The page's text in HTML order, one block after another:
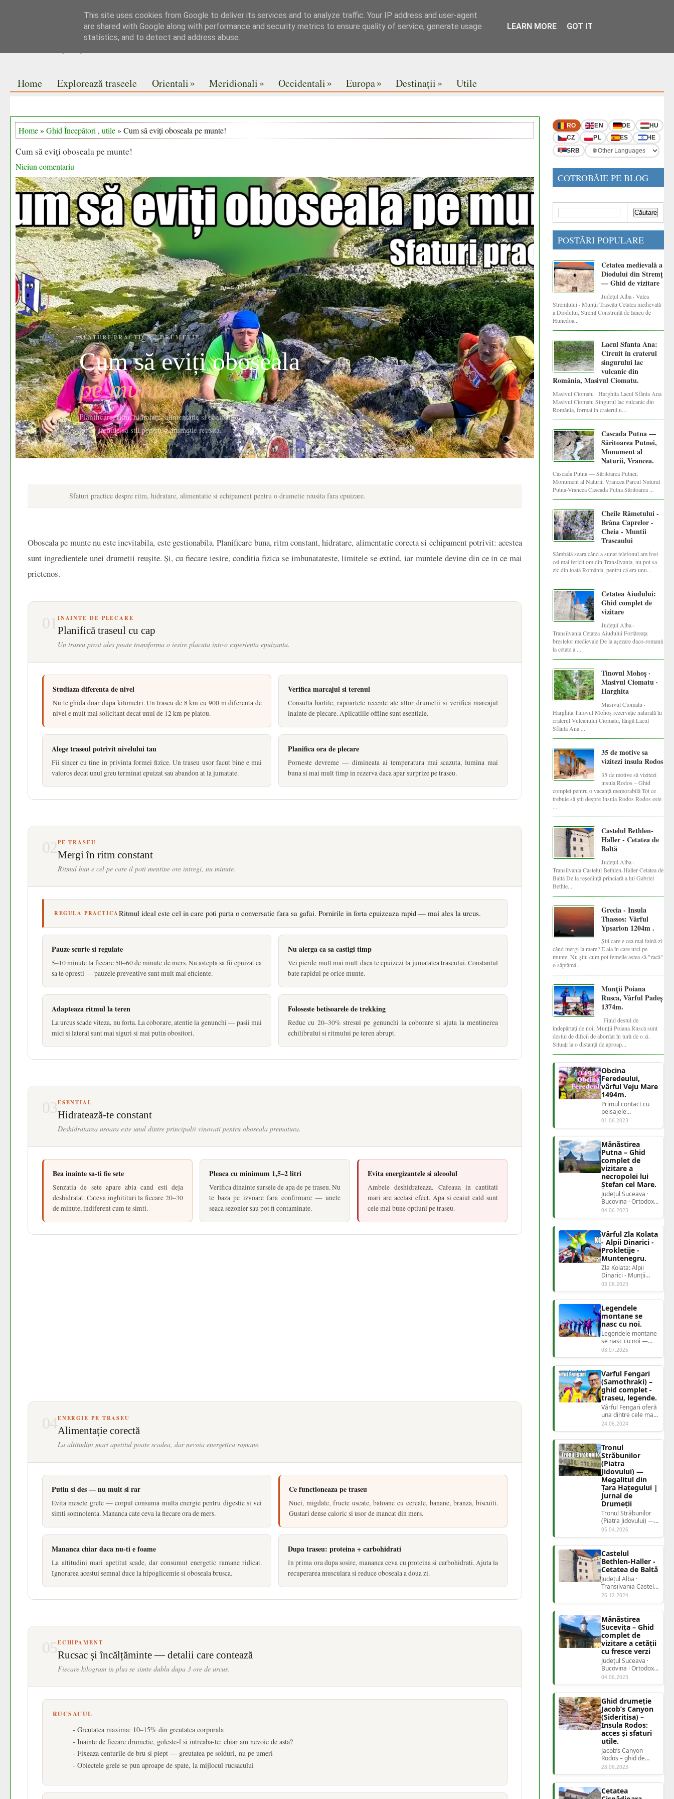
Jurnal de drumeții
Home Explorează traseele Orientali» Meridionali» Occidentali» Europa» Destinații» Utile
Home» Ghid Începători , utile» Cum să eviți oboseala pe munte!
Cum să eviți oboseala pe munte!
Niciun comentariu
SFATURI PRACTICE · DRUMETIE
Cum să eviți oboseala
pe munte
Planificare, ritm, hidratare, alimentatie si echipament
tot ce trebuie sa stii pentru o drumetie reusita.
Sfaturi practice despre ritm, hidratare, alimentatie si echipament pentru o drumetie reusita fara epuizare.
Oboseala pe munte nu este inevitabila, este gestionabila. Planificare buna, ritm constant, hidratare, alimentatie corecta si echipament potrivit: acestea
sunt ingredientele unei drumetii reușite. Și, cu fiecare iesire, conditia fizica se imbunatateste, limitele se extind, iar muntele devine din ce in ce mai
prietenos.
01 INAINTE DE PLECARE
Planifică traseul cu cap
Un traseu prost ales poate transforma o iesire placuta intr-o experienta epuizanta.
Studiaza diferenta de nivel
Nu te ghida doar dupa kilometri. Un traseu de 8 km cu 900 m diferenta de
nivel e mult mai solicitant decat unul de 12 km pe platou.
Verifica marcajul si terenul
Consulta hartile, rapoartele recente ale altor drumetii si verifica marcajul
inainte de plecare. Aplicatiile offline sunt esentiale.
Alege traseul potrivit nivelului tau
Fii sincer cu tine in privinta formei fizice. Un traseu usor facut bine e mai
valoros decat unul greu terminat epuizat sau abandon at la jumatate.
Planifica ora de plecare
Porneste devreme — dimineata ai temperatura mai scazuta, lumina mai
buna si mai mult timp in rezerva daca apar surprize pe traseu.
02PE TRASEU
Mergi în ritm constant
Ritmul bun e cel pe care il poti mentine ore intregi, nu minute.
REGULA PRACTICARitmul ideal este cel in care poti purta o conversatie fara sa gafai. Pornirile in forta epuizeaza rapid — mai ales la urcus.
Pauze scurte si regulate
5–10 minute la fiecare 50–60 de minute de mers. Nu astepta sa fii epuizat ca
sa te opresti — pauzele preventive sunt mult mai eficiente.
Nu alerga ca sa castigi timp
Vei pierde mult mai mult daca te epuizezi la jumatatea traseului. Constantul
bate rapidul pe orice munte.
Adapteaza ritmul la teren
La urcus scade viteza, nu forta. La coborare, atentie la genunchi — pasii mai
mici si lateral sunt mai siguri si mai putin obositori.
Foloseste betisoarele de trekking
Reduc cu 20–30% stresul pe genunchi la coborare si ajuta la mentinerea
echilibrului si ritmului pe teren abrupt.
03ESENTIAL
Hidratează-te constant
Deshidratarea usoara este unul dintre principalii vinovati pentru oboseala prematura.
Bea inainte sa-ti fie sete
Senzatia de sete apare abia cand esti deja
deshidratat. Cateva inghitituri la fiecare 20–30
de minute, indiferent cum te simti.
Pleaca cu minimum 1,5–2 litri
Verifica dinainte sursele de apa de pe traseu. Nu
te baza pe izvoare fara confirmare — unele
seaca sezonier sau pot fi contaminate.
Evita energizantele si alcoolul
Ambele deshidrateaza. Cafeaua in cantitati
mari are acelasi efect. Apa si ceaiul cald sunt
cele mai bune optiuni pe traseu.
04ENERGIE PE TRASEU
Alimentație corectă
La altitudini mari apetitul poate scadea, dar nevoia energetica ramane.
Putin si des — nu mult si rar
Evita mesele grele — corpul consuma multa energie pentru digestie si vei
simti somnolenta. Mananca cate ceva la fiecare ora de mers.
Ce functioneaza pe traseu
Nuci, migdale, fructe uscate, batoane cu cereale, banane, branza, biscuiti.
Gustari dense caloric si usor de mancat din mers.
Mananca chiar daca nu-ti e foame
La altitudini mari apetitul scade, dar consumul energetic ramane ridicat.
Ignorarea acestui semnal duce la hipoglicemie si oboseala brusca.
Dupa traseu: proteina + carbohidrati
In prima ora dupa sosire, mananca ceva cu proteina si carbohidrati. Ajuta la
recuperarea musculara si reduce oboseala a doua zi.
05ECHIPAMENT
Rucsac și încălțăminte — detalii care contează
Fiecare kilogram in plus se simte dublu dupa 3 ore de urcus.
RUCSACUL
- Greutatea maxima: 10–15% din greutatea corporala
- Inainte de fiecare drumetie, goleste-l si intreaba-te: chiar am nevoie de asta?
- Fixeaza centurile de bru si piept — greutatea pe solduri, nu pe umeri
- Obiectele grele se pun aproape de spate, la mijlocul rucsacului
RO EN DE
HU
CZ
PL ES
HE
SRB
COTROBĂIE PE BLOG
POSTĂRI POPULARE
Cetatea medievală a
Diodului din Stremț
— Ghid de vizitare
Județul Alba · Valea
Stremțului · Munții Trascău Cetatea medievală
a Diodului, Stremț Construită de Iancu de
Hunedoa...
Lacul Sfanta Ana:
Circuit în craterul
singurului lac
vulcanic din
România, Masivul Ciomatu.
Masivul Ciomatu · Harghita Lacul Sfânta Ana
Masivul Ciomatu Singurul lac vulcanic din
România, format în craterul u...
Cascada Putna —
Săritoarea Putnei,
Monument al
Naturii, Vrancea.
Cascada Putna — Săritoarea Putnei,
Monument al Naturii, Vrancea Parcul Natural
Putna-Vrancea Cascada Putna Săritoarea ...
Cheile Râmetului -
Brâna Caprelor -
Cheia - Muntii
Trascaului
Sâmbătă seara când a sunat telefonul am fost
cel mai fericit om din Transilvania, nu pot sa
zic din toată România, pentru că era unu...
Cetatea Aiudului:
Ghid complet de
vizitare
Județul Alba ·
Transilvania Cetatea Aiudului Fortăreața
breslelor medievale De la așezare daco-romană
la cetate a ...
Tinovul Mohoș ·
Masivul Ciomatu ·
Harghita
Masivul Ciomatu ·
Harghita Tinovul Mohoș rezervație naturală în
craterul Vulcanului Ciomatu, lângă Lacul
Sfânta Ana ...
35 de motive sa
vizitezi insula Rodos
35 de motive să vizitezi
insula Rodos – Ghid
complet pentru o vacanță memorabilă Tot ce
trebuie să știi despre Insula Rodos Rodos este
...
Castelul Bethlen-
Haller - Cetatea de
Baltă
Județul Alba ·
Transilvania Castelul Bethlen-Haller Cetatea de
Baltă De la reședință princiară a lui Gabriel
Bethle...
Grecia - Insula
Thassos: Vârful
Ypsarion 1204m .
Știi care e cea mai faină zi
când mergi la mare? E aia în care urci pe
munte. Nu știu cum pot femeile astea să "zacă"
o săptămâ...
Munții Poiana
Rusca, Vârful Padeș
1374m.
Fiind destul de
îndepărtați de noi, Munții Poiana Ruscă sunt
destul de dificil de abordat în tură de o zi.
Situați la o distanță de aproap...
Obcina
Feredeului,
vârful Veju Mare
1494m.
Primul contact cu
peisajele
bucovinene a fost
copleșitor. Munții nu
erau abrupți, ci
blân...
01.06.2023
Mănăstirea
Putna – Ghid
complet de
vizitare a
necropolei lui
Ștefan cel Mare.
Județul Suceava ·
Bucovina · Ortodox
Mănăstirea
PutnaNecropola
voievoz...
04.06.2023
Vârful Zla Kolata
- Alpii Dinarici -
Prokletije -
Muntenegru.
Zla Kolata: Alpii
Dinarici - Munții
Prokletije - Legenda
Munților Blestemați.
Alpii Dina...
03.08.2023
Legendele
montane se
nasc cu noi.
Legendele montane
se nasc cu noi —
Pușcați într-o aripă
Există t...
08.07.2025
Varful Fengari
(Samothraki) –
ghid complet -
traseu, legende.
Vârful Fengari oferă
una dintre cele mai
spectaculoase
experiențe de
drumeție din între...
24.06.2024
Tronul
Străbunilor
(Piatra
Jidovului) —
Megalitul din
Țara Hațegului |
Jurnal de
Drumeții
Tronul Străbunilor
(Piatra Jidovului) —
Megalitul din Țara
Hațegului | Jurnal
de Drumeții...
05.04.2026
Castelul
Bethlen-Haller -
Cetatea de Baltă
Județul Alba ·
Transilvania Castelul
Bethlen-
HallerCetatea de
Baltă...
26.12.2024
Mănăstirea
Sucevița – Ghid
complet de
vizitare a cetății
cu fresce verzi
Județul Suceava ·
Bucovina · Ortodox
Mănăstirea
SucevițaCetatea cu
fresc...
04.06.2023
Ghid drumeție
Jacob’s Canyon
(Sideritisa) –
Insula Rodos:
acces și sfaturi
utile.
Jacob’s Canyon
Rodos – ghid de
drumeție prin
canionul sălbatic din
vestul insulei Dacă
eș...
28.06.2023
Cetatea
This site uses cookies from Google to deliver its services and to analyze traffic. Your IP address and user-agent
are shared with Google along with performance and security metrics to ensure quality of service, generate usage
statistics, and to detect and address abuse.
LEARN MORE GOT IT